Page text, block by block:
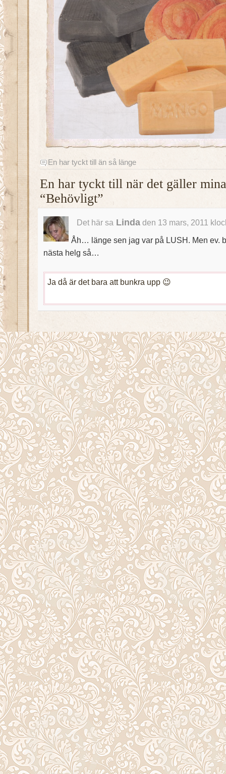
En har tyckt till än så länge
En har tyckt till när det gäller
“Behövligt”
Det här sa Lindaden 13 mars, 2011
Åh… länge sen jag var på LUSH. Men ev.
nästa helg så…
Ja då är det bara att bunkra upp 😉